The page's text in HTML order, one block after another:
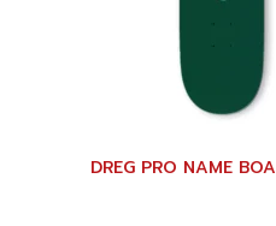
DREG PRO NAME